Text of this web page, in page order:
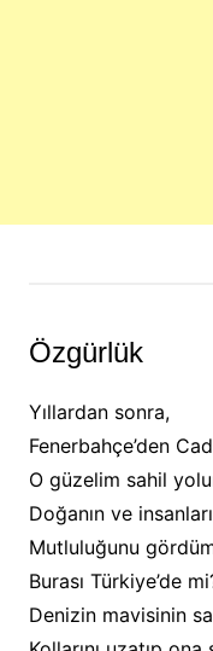
Özgürlük
Yıllardan sonra,
Fenerbahçe’den
O güzelim sahil
Doğanın ve
Mutluluğunu
Burası Türkiye’de
Denizin mavisinin